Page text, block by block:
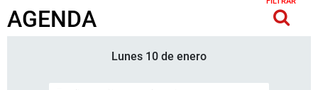
AGENDA
Lunes 10 de enero